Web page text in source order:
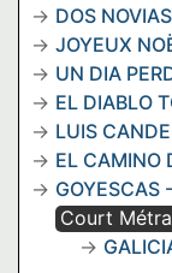
DOS
JOYEUX
UN DIA
EL DIABLO
LUIS
EL CAMINO
GOYESCAS -
Court